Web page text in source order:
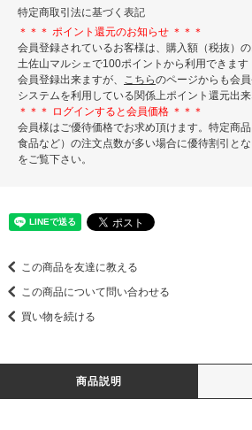
特定商取引法に基づく表記
＊＊＊ ポイント還元のお知らせ ＊＊＊
会員登録されているお客様は、購入額（税抜）の
土佐山マルシェで100ポイントから利用できま
会員登録出来ますが、
こちらのページからも会
システムを利用している関係上ポイント還元出来
＊＊＊ ログインすると会員価格 ＊＊＊
会員様はご優待価格でお求め頂けます。特定商
食品など）の注文点数が多い場合に優待割引とな
をご覧下さい。
この商品を友達に教える
この商品について問い合わせる
買い物を続ける
商品説明